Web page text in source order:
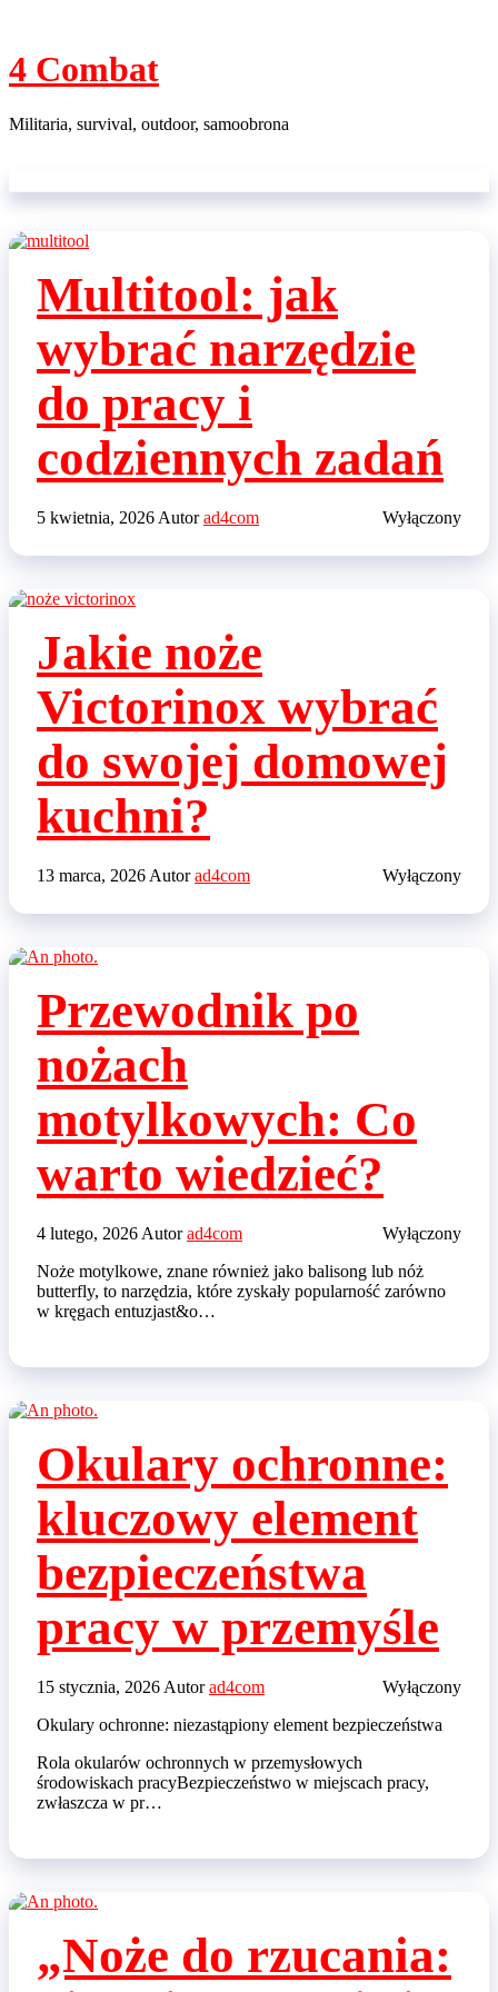
treści
4 Combat
Militaria, survival, outdoor, samoobrona
Multitool: jak
wybrać narzędzie
do pracy i
codziennych zadań
5 kwietnia, 2026 Autor ad4com Wyłączony
Jakie noże
Victorinox wybrać
do swojej domowej
kuchni?
13 marca, 2026 Autor ad4com Wyłączony
Przewodnik po
nożach
motylkowych: Co
warto wiedzieć?
4 lutego, 2026 Autor ad4com
Wyłączony
Noże motylkowe, znane również jako balisong lub nóż
butterfly, to narzędzia, które zyskały popularność zarówno
w kręgach entuzjast&o…
Okulary ochronne:
kluczowy element
bezpieczeństwa
pracy w przemyśle
15 stycznia, 2026 Autor ad4com
Wyłączony
Okulary ochronne: niezastąpiony element bezpieczeństwa
Rola okularów ochronnych w przemysłowych
środowiskach pracyBezpieczeństwo w miejscach pracy,
zwłaszcza w pr…
„Noże do rzucania: